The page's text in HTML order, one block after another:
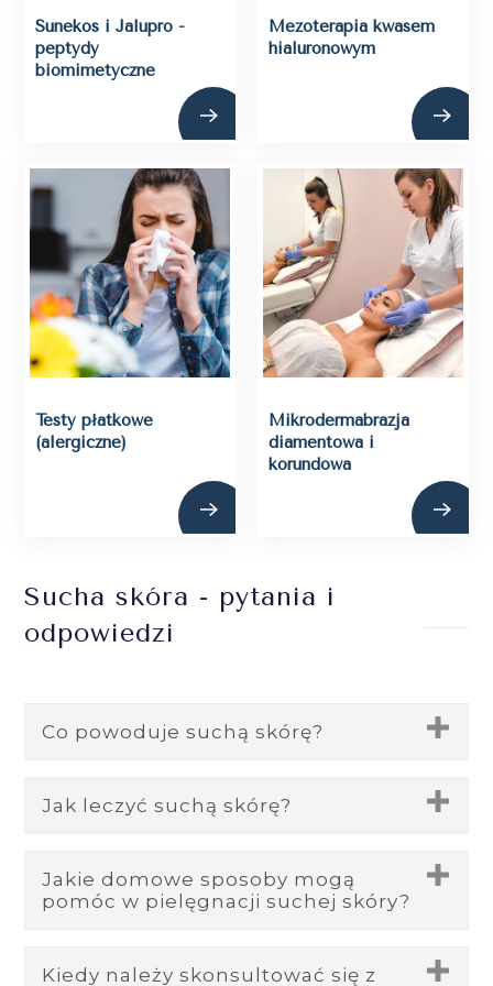
Sunekos i Jalupro -
peptydy
biomimetyczne
Mezoterapia kwasem
hialuronowym
Testy płatkowe
(alergiczne)
Mikrodermabrazja
diamentowa i
korundowa
Sucha skóra - pytania i
odpowiedzi
Co powoduje suchą skórę?
Sucha skóra może być spowodowana
Niską wilgotność powietrza–
zimne powietrze zmniejszają
Jak leczyć suchą skórę?
Leczenie suchej skóry obejmuje
stosowanie metod, które nawilżają
wilgoci. Oto kilka popularnych metod:
Jakie domowe sposoby mogą
pomóc w pielęgnacji suchej skóry?
W pielęgnacji suchej skóry pomocne
Kiedy należy skonsultować się z